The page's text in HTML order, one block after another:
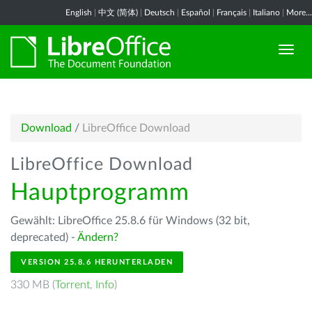
English 中文 (简体) Deutsch Español Français Italiano More...
Download / LibreOffice Download
LibreOffice Download
Hauptprogramm
Gewählt: LibreOffice 25.8.6 für Windows (32 bit,
deprecated) - Ändern?
VERSION 25.8.6 HERUNTERLADEN
330 MB (Torrent, Info)